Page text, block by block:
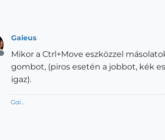
Offline
Gaieus
Mikor a Ctrl+Move eszközzel
gombot, (piros esetén a jobbot, kék
igaz).
Gai...